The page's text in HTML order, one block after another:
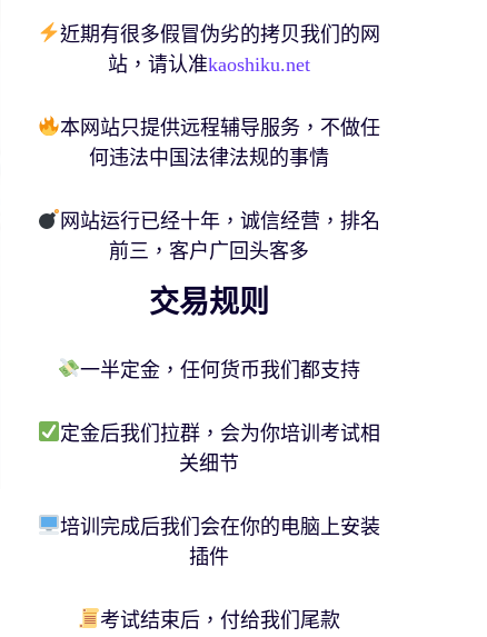
近期有很多假冒伪劣的拷贝我们的网
站，请认准kaoshiku.net
本网站只提供远程辅导服务，不做任
何违法中国法律法规的事情
网站运行已经十年，诚信经营，排名
前三，客户广回头客多
交易规则
一半定金，任何货币我们都支持
定金后我们拉群，会为你培训考试相
关细节
培训完成后我们会在你的电脑上安装
插件
考试结束后，付给我们尾款